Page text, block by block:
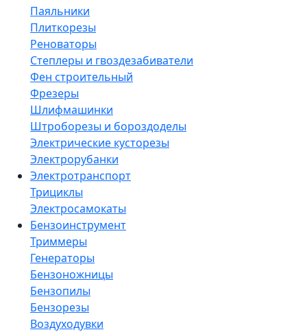
Паяльники
Плиткорезы
Реноваторы
Степлеры и гвоздезабиватели
Фен строительный
Фрезеры
Шлифмашинки
Штроборезы и бороздоделы
Электрические кусторезы
Электрорубанки
Электротранспорт
Трициклы
Электросамокаты
Бензоинструмент
Триммеры
Генераторы
Бензоножницы
Бензопилы
Бензорезы
Воздуходувки